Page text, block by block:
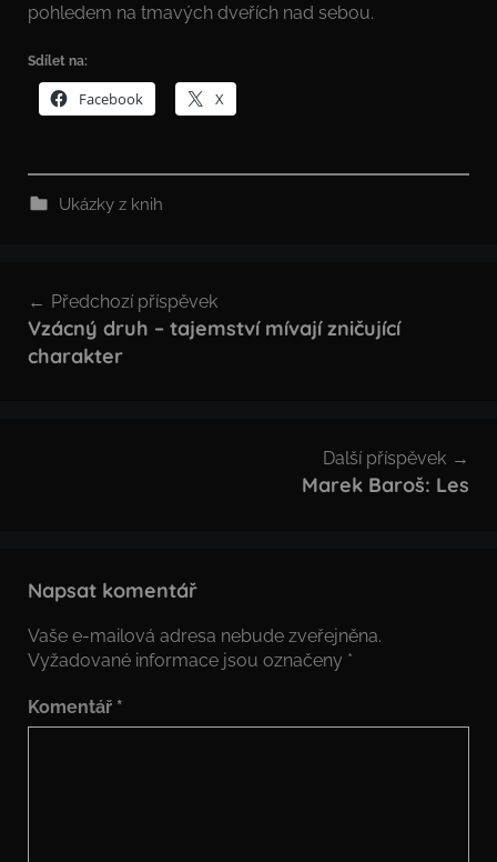
pohledem na tmavých dveřích nad sebou.
Sdílet na:
Facebook X
Ukázky z knih
pro
příspěvek
Předchozí příspěvek
Vzácný druh – tajemství mívají zničující
charakter
Další příspěvek
Marek Baroš: Les
Napsat komentář
Vaše e-mailová adresa nebude zveřejněna.
Vyžadované informace jsou označeny *
Komentář *